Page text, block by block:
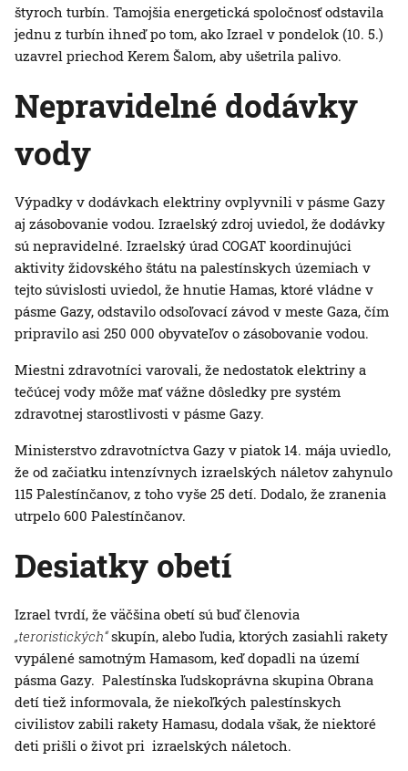
štyroch turbín. Tamojšia energetická spoločnosť odstavila
jednu z turbín ihneď po tom, ako Izrael v pondelok (10. 5.)
uzavrel priechod Kerem Šalom, aby ušetrila palivo.
Nepravidelné dodávky
vody
Výpadky v dodávkach elektriny ovplyvnili v pásme Gazy
aj zásobovanie vodou. Izraelský zdroj uviedol, že dodávky
sú nepravidelné. Izraelský úrad COGAT koordinujúci
aktivity židovského štátu na palestínskych územiach v
tejto súvislosti uviedol, že hnutie Hamas, ktoré vládne v
pásme Gazy, odstavilo odsoľovací závod v meste Gaza, čím
pripravilo asi 250 000 obyvateľov o zásobovanie vodou.
Miestni zdravotníci varovali, že nedostatok elektriny a
tečúcej vody môže mať vážne dôsledky pre systém
zdravotnej starostlivosti v pásme Gazy.
Ministerstvo zdravotníctva Gazy v piatok 14. mája uviedlo,
že od začiatku intenzívnych izraelských náletov zahynulo
115 Palestínčanov, z toho vyše 25 detí. Dodalo, že zranenia
utrpelo 600 Palestínčanov.
Desiatky obetí
Izrael tvrdí, že väčšina obetí sú buď členovia
„teroristických“skupín, alebo ľudia, ktorých zasiahli rakety
vypálené samotným Hamasom, keď dopadli na území
pásma Gazy. Palestínska ľudskoprávna skupina Obrana
detí tiež informovala, že niekoľkých palestínskych
civilistov zabili rakety Hamasu, dodala však, že niektoré
deti prišli o život pri izraelských náletoch.